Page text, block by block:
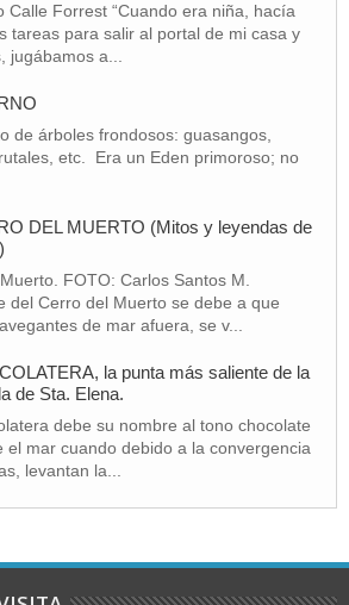
Calle Forrest “Cuando era niña, hacía
tareas para salir al portal de mi casa y
jugábamos a...
de árboles frondosos: guasangos,
etc. Era un Eden primoroso; no
DEL MUERTO (Mitos y leyendas de
FOTO: Carlos Santos M.
del Cerro del Muerto se debe a que
de mar afuera, se v...
la punta más saliente de la
de Sta. Elena.
debe su nombre al tono chocolate
el mar cuando debido a la convergencia
levantan la...